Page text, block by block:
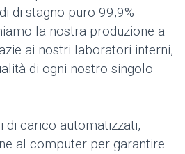
di stagno puro 99,9%
la nostra produzione a
ai nostri laboratori interni,
di ogni nostro singolo
di carico automatizzati,
al computer per garantire